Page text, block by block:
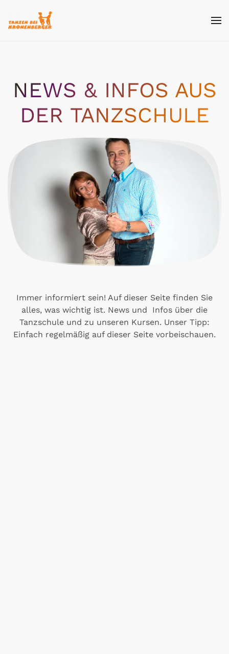
Skip
NEWS & INFOS AUS
DER TANZSCHULE
Immer informiert sein! Auf dieser Seite finden Sie
alles, was wichtig ist. News und Infos über die
Tanzschule und zu unseren Kursen. Unser Tipp:
Einfach regelmäßig auf dieser Seite vorbeischauen.